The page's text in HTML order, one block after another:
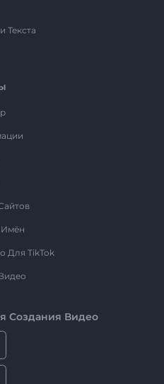
Текста
Имён
Для TikTok
Создания Видео